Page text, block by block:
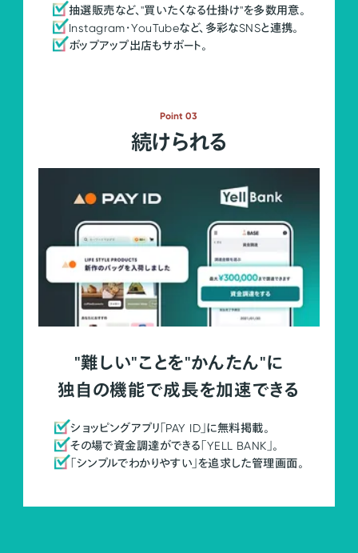
抽選販売など、"買いたくなる仕掛け"を多数用意。
Instagram・YouTubeなど、多彩なSNSと連携。
ポップアップ出店もサポート。
Point 03
続けられる
"難しい"ことを"かんたん"に
独自の機能で成長を加速できる
ショッピングアプリ「PAY ID」に無料掲載。
その場で資金調達ができる「YELL BANK」。
「シンプルでわかりやすい」を追求した管理画面。